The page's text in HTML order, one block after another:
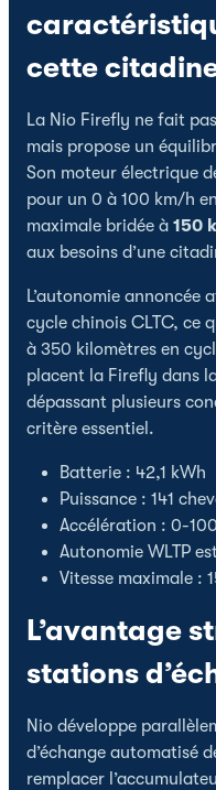
cette
La Nio Firefly ne fait
mais propose un
Son moteur électrique
pour un 0 à 100 km/h en
maximale bridée à 150
aux besoins d’une
L’autonomie annoncée
cycle chinois CLTC, ce
à 350 kilomètres en
placent la Firefly dans
dépassant plusieurs
critère essentiel.
Batterie : 42,1 kWh
Puissance : 141
Accélération : 0-
Autonomie WLTP
Vitesse maximale :
L’avantage
stations
Nio développe
d’échange automatisé
remplacer